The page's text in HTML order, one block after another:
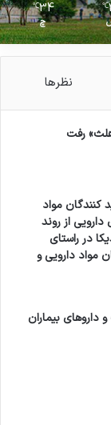
℃
34
℃
چ
نظرها
هلث» رفت
کنندگان مواد
از روند
در راستای
مواد دارویی و
داروهای بیماران